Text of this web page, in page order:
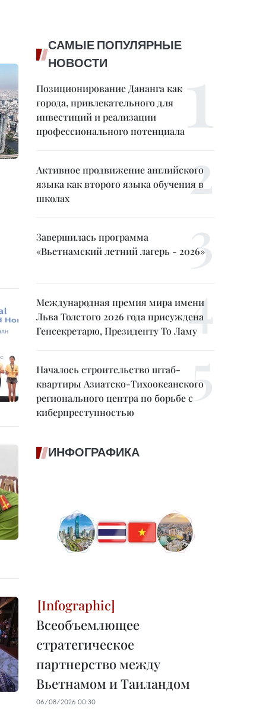
САМЫЕ ПОПУЛЯРНЫЕ
НОВОСТИ
Позиционирование Дананга как
города, привлекательного для
инвестиций и реализации
профессионального потенциала
Активное продвижение английского
языка как второго языка обучения в
школах
Завершилась программа
«Вьетнамский летний лагерь - 2026»
Международная премия мира имени
Льва Толстого 2026 года присуждена
Генсекретарю, Президенту То Ламу
Началось строительство штаб-
квартиры Азиатско-Тихоокеанского
регионального центра по борьбе с
киберпреступностью
ИНФОГРАФИКА
Всеобъемлющее
стратегическое
партнерство между
Вьетнамом и Таиландом
06/08/2026 00:30